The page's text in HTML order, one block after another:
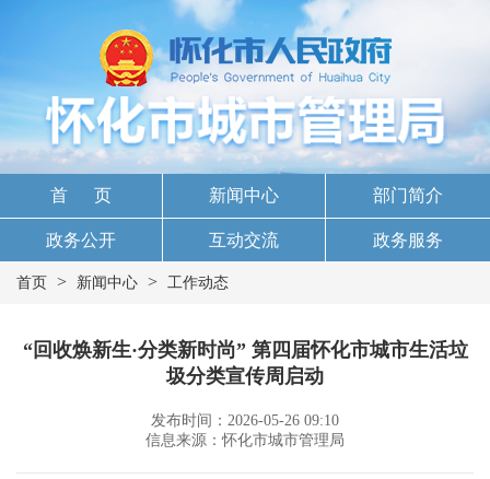
首 页 新闻中心 部门简介
政务公开 互动交流 政务服务
首页 > 新闻中心 > 工作动态
“回收焕新生·分类新时尚” 第四届怀化市城市生活垃
圾分类宣传周启动
发布时间：2026-05-26 09:10
信息来源：怀化市城市管理局